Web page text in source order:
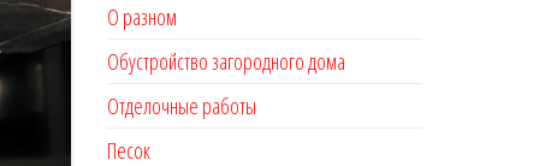
О разном
Обустройство загородного дома
Отделочные работы
Песок